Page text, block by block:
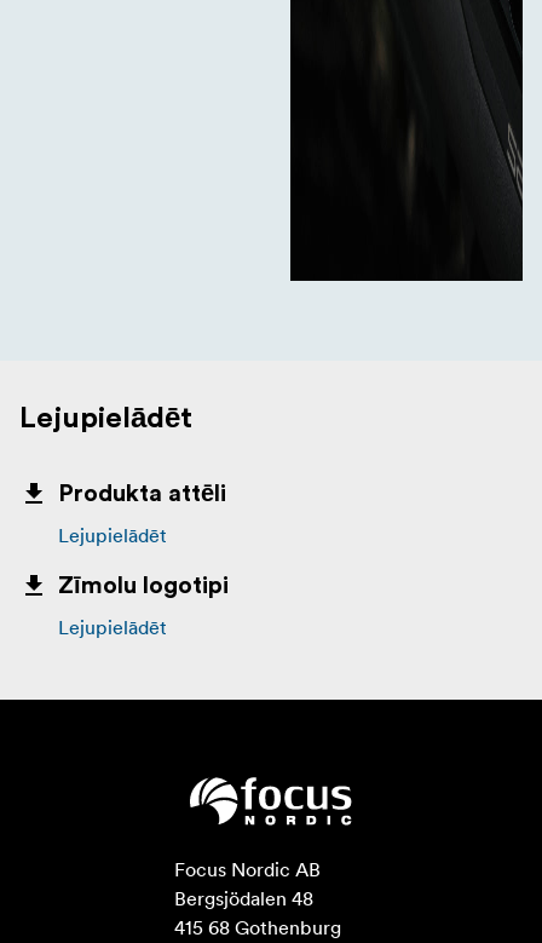
Lejupielādēt
Produkta attēli
Lejupielādēt
Zīmolu logotipi
Lejupielādēt
Focus Nordic AB
Bergsjödalen 48
415 68 Gothenburg